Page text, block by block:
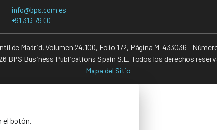
info@bps.com.es
+91 313 79 00
de Madrid, Volumen 24.100, Folio 172, Página M-433036 -
BPS Business Publications Spain S.L. Todos los derechos
Mapa del Sitio
el botón.